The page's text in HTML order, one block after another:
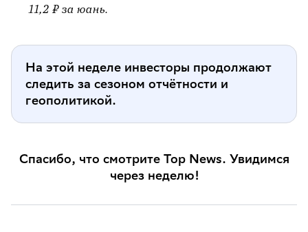
11,2 ₽ за юань.
На этой неделе инвесторы продолжают
следить за сезоном отчётности и
геополитикой.
Спасибо, что смотрите Top News. Увидимся
через неделю!